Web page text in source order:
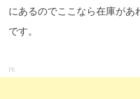
にあるのでここなら在庫が
です。
PR